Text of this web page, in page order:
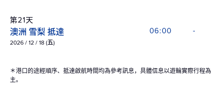
第21天
澳洲 雪梨 抵達
2026 / 12 / 18 (五)
06:00 -
＊港口的途經順序、抵達啟航時間均為參考訊息，具體信息以遊輪實際行程為
主。